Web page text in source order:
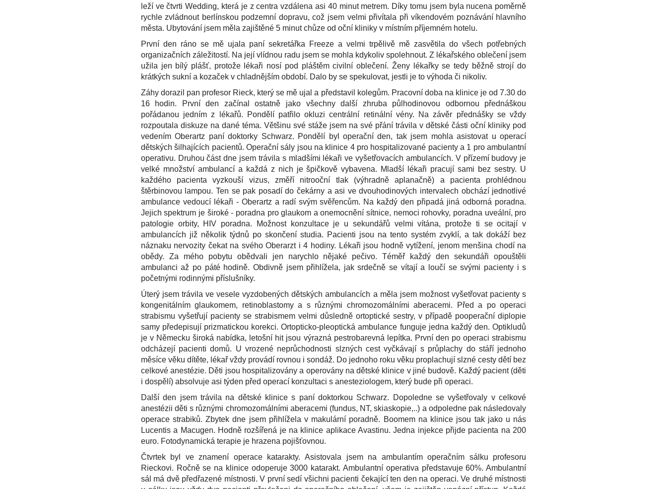
leží ve čtvrti Wedding, která je z centra vzdálena asi 40 minut metrem. Díky tomu jsem byla nucena poměrně
rychle zvládnout berlínskou podzemní dopravu, což jsem velmi přivítala při víkendovém poznávání hlavního
města. Ubytování jsem měla zajištěné 5 minut chůze od oční kliniky v místním příjemném hotelu.
První den ráno se mě ujala paní sekretářka Freeze a velmi trpělivě mě zasvětila do všech potřebných
organizačních záležitostí. Na její vlídnou radu jsem se mohla kdykoliv spolehnout. Z lékařského oblečení jsem
užila jen bílý plášť, protože lékaři nosí pod pláštěm civilní oblečení. Ženy lékařky se tedy běžně strojí do
krátkých sukní a kozaček v chladnějším období. Dalo by se spekulovat, jestli je to výhoda či nikoliv.
Záhy dorazil pan profesor Rieck, který se mě ujal a představil kolegům. Pracovní doba na klinice je od 7.30 do
16 hodin. První den začínal ostatně jako všechny další zhruba půlhodinovou odbornou přednáškou
pořádanou jedním z lékařů. Pondělí patřilo okluzi centrální retinální vény. Na závěr přednášky se vždy
rozpoutala diskuze na dané téma. Většinu své stáže jsem na své přání trávila v dětské části oční kliniky pod
vedením Oberartz paní doktorky Schwarz. Pondělí byl operační den, tak jsem mohla asistovat u operací
dětských šilhajících pacientů. Operační sály jsou na klinice 4 pro hospitalizované pacienty a 1 pro ambulantní
operativu. Druhou část dne jsem trávila s mladšími lékaři ve vyšetřovacích ambulancích. V přízemí budovy je
velké množství ambulancí a každá z nich je špičkově vybavena. Mladší lékaři pracují sami bez sestry. U
každého pacienta vyzkouší vizus, změří nitrooční tlak (výhradně aplanačně) a pacienta prohlédnou
štěrbinovou lampou. Ten se pak posadí do čekárny a asi ve dvouhodinových intervalech obchází jednotlivé
ambulance vedoucí lékaři - Oberartz a radí svým svěřencům. Na každý den připadá jiná odborná poradna.
Jejich spektrum je široké - poradna pro glaukom a onemocnění sítnice, nemoci rohovky, poradna uveální, pro
patologie orbity, HIV poradna. Možnost konzultace je u sekundářů velmi vítána, protože ti se ocitají v
ambulancích již několik týdnů po skončení studia. Pacienti jsou na tento systém zvyklí, a tak dokáží bez
náznaku nervozity čekat na svého Oberarzt i 4 hodiny. Lékaři jsou hodně vytížení, jenom menšina chodí na
obědy. Za mého pobytu obědvali jen narychlo nějaké pečivo. Téměř každý den sekundáři opouštěli
ambulanci až po páté hodině. Obdivně jsem přihlížela, jak srdečně se vítají a loučí se svými pacienty i s
početnými rodinnými příslušníky.
Úterý jsem trávila ve vesele vyzdobených dětských ambulancích a měla jsem možnost vyšetřovat pacienty s
kongenitálním glaukomem, retinoblastomy a s různými chromozomálními aberacemi. Před a po operaci
strabismu vyšetřují pacienty se strabismem velmi důsledně ortoptické sestry, v případě pooperační diplopie
samy předepisují prizmatickou korekci. Ortopticko-pleoptická ambulance funguje jedna každý den. Optikludů
je v Německu široká nabídka, letošní hit jsou výrazná pestrobarevná lepítka. První den po operaci strabismu
odcházejí pacienti domů. U vrozené neprůchodnosti slzných cest vyčkávají s průplachy do stáří jednoho
měsíce věku dítěte, lékař vždy provádí rovnou i sondáž. Do jednoho roku věku proplachují slzné cesty dětí bez
celkové anestézie. Děti jsou hospitalizovány a operovány na dětské klinice v jiné budově. Každý pacient (děti
i dospělí) absolvuje asi týden před operací konzultaci s anesteziologem, který bude při operaci.
Další den jsem trávila na dětské klinice s paní doktorkou Schwarz. Dopoledne se vyšetřovaly v celkové
anestézii děti s různými chromozomálními aberacemi (fundus, NT, skiaskopie,..) a odpoledne pak následovaly
operace strabiků. Zbytek dne jsem přihlížela v makulární poradně. Boomem na klinice jsou tak jako u nás
Lucentis a Macugen. Hodně rozšířená je na klinice aplikace Avastinu. Jedna injekce přijde pacienta na 200
euro. Fotodynamická terapie je hrazena pojišťovnou.
Čtvrtek byl ve znamení operace katarakty. Asistovala jsem na ambulantím operačním sálku profesoru
Rieckovi. Ročně se na klinice odoperuje 3000 katarakt. Ambulantní operativa představuje 60%. Ambulantní
sál má dvě předřazené místnosti. V první sedí všichni pacienti čekající ten den na operaci. Ve druhé místnosti